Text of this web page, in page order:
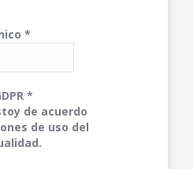
*
*
de acuerdo
de uso del